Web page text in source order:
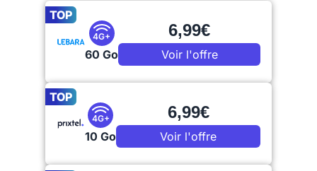
TOP
4G+
60 Go
6,99€
Voir l'offre
TOP
4G+
10 Go
6,99€
Voir l'offre